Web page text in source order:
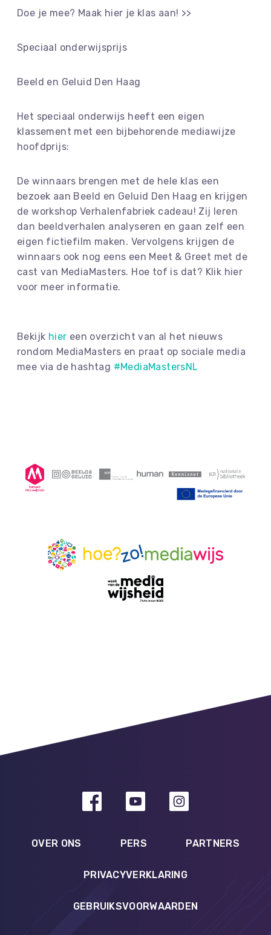
Doe je mee? Maak hier je klas aan! >>
Speciaal onderwijsprijs
Beeld en Geluid Den Haag
Het speciaal onderwijs heeft een eigen
klassement met een bijbehorende mediawijze
hoofdprijs:
De winnaars brengen met de hele klas een
bezoek aan Beeld en Geluid Den Haag en krijgen
de workshop Verhalenfabriek cadeau! Zij leren
dan beeldverhalen analyseren en gaan zelf een
eigen fictiefilm maken. Vervolgens krijgen de
winnaars ook nog eens een Meet & Greet met de
cast van MediaMasters. Hoe tof is dat? Klik hier
voor meer informatie.
Bekijk hier een overzicht van al het nieuws
rondom MediaMasters en praat op sociale media
mee via de hashtag #MediaMastersNL
OVER ONS PERS PARTNERS
PRIVACYVERKLARING
GEBRUIKSVOORWAARDEN